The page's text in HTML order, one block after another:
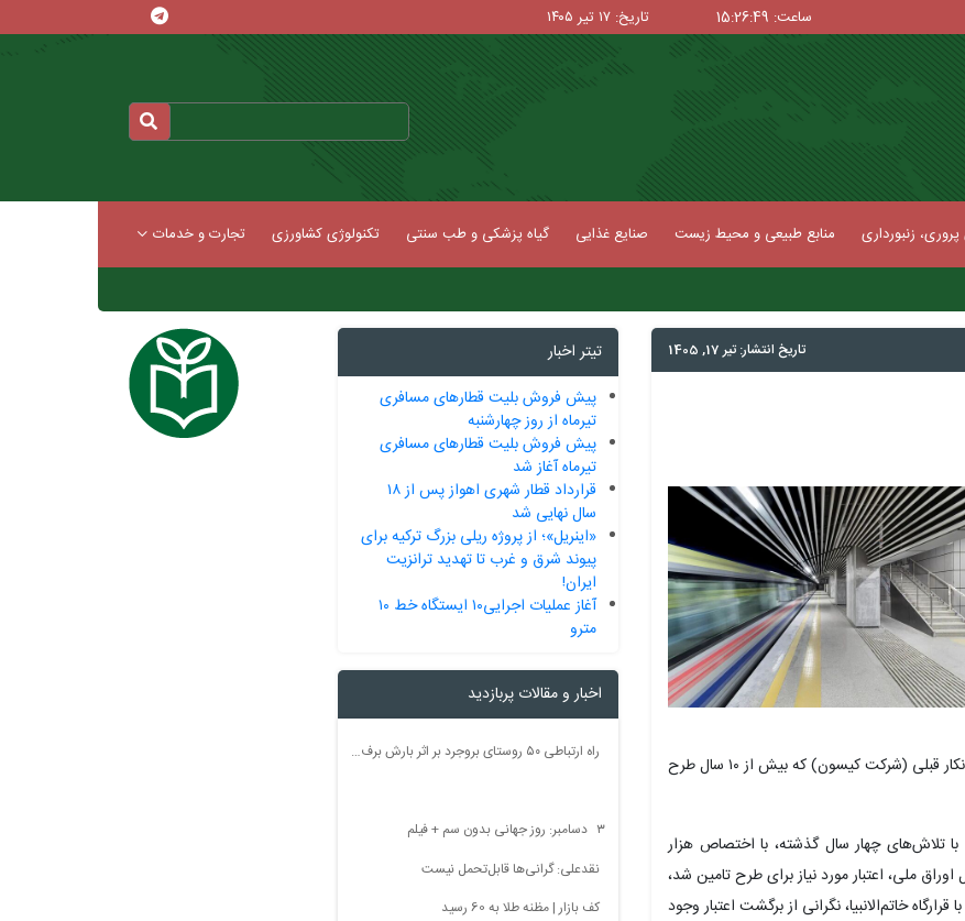
ساعت: 15:26:50 تاریخ: ۱۷ تیر ۱۴۰۵
زنبورداری منابع طبیعی و محیط زیست صنایع غذایی گیاه پزشکی و طب سنتی تکنولوژی کشاورزی تجارت و خدمات
تاریخ انتشار: تیر 17, 1405
و پیگیری رئیس دادگستری استان خوزستان، حکم خلع ید پیمانکار قبلی (شرکت کیسون) که بیش از ۱۰ سال طرح
چهار سال گذشته، با اختصاص هزار
امسال از محل اوراق ملی، اعتبار مورد نیاز برای طرح تامین شد،
خاتم‌الانبیا، نگرانی از برگشت اعتبار وجود
تیتر اخبار
پیش فروش بلیت‌ قطارهای مسافری
تیرماه از روز چهارشنبه
پیش فروش بلیت‌ قطارهای مسافری
تیرماه آغاز شد
قرارداد قطار شهری اهواز پس از ۱۸
سال نهایی شد
«اینریل»؛ از پروژه ریلی بزرگ ترکیه برای
پیوند شرق و غرب تا تهدید ترانزیت
ایران!
آغاز عملیات اجرایی۱۰ ایستگاه خط ۱۰
مترو
اخبار و مقالات پربازدید
راه ارتباطی ۵۰ روستای بروجرد بر اثر بارش برف مسدود شد
۳ دسامبر: روز جهانی بدون سم + فیلم
نقدعلی: گرانی‌ها قابل‌تحمل نیست
کف بازار | مظنه طلا به 60 رسید